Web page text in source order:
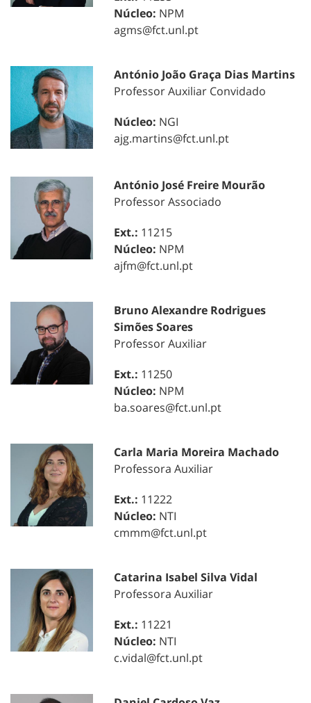
Núcleo: NPM
agms@fct.unl.pt
António João Graça Dias Martins
Professor Auxiliar Convidado
Núcleo: NGI
ajg.martins@fct.unl.pt
António José Freire Mourão
Professor Associado
Ext.: 11215
Núcleo: NPM
ajfm@fct.unl.pt
Bruno Alexandre Rodrigues
Simões Soares
Professor Auxiliar
Ext.: 11250
Núcleo: NPM
ba.soares@fct.unl.pt
Carla Maria Moreira Machado
Professora Auxiliar
Ext.: 11222
Núcleo: NTI
cmmm@fct.unl.pt
Catarina Isabel Silva Vidal
Professora Auxiliar
Ext.: 11221
Núcleo: NTI
c.vidal@fct.unl.pt